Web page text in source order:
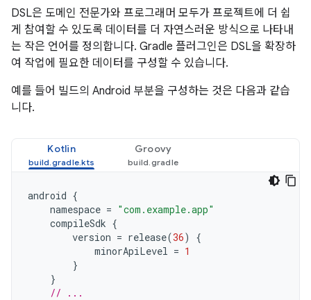
DSL은 도메인 전문가와 프로그래머 모두가 프로젝트에 더 쉽
게 참여할 수 있도록 데이터를 더 자연스러운 방식으로 나타내
는 작은 언어를 정의합니다. Gradle 플러그인은 DSL을 확장하
여 작업에 필요한 데이터를 구성할 수 있습니다.
예를 들어 빌드의 Android 부분을 구성하는 것은 다음과 같습
니다.
Kotlin Groovy
android {
namespace = "com.example.app"
compileSdk {
version = release(36)
{
minorApiLevel = 1
}
}
// ...